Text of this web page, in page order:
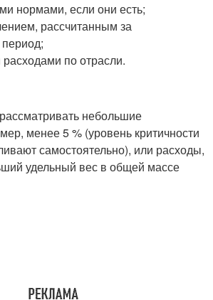
нормами, если они есть;
рассчитанным за
по отрасли.
небольшие
менее 5 % (уровень критичности
самостоятельно), или расходы,
удельный вес в общей массе